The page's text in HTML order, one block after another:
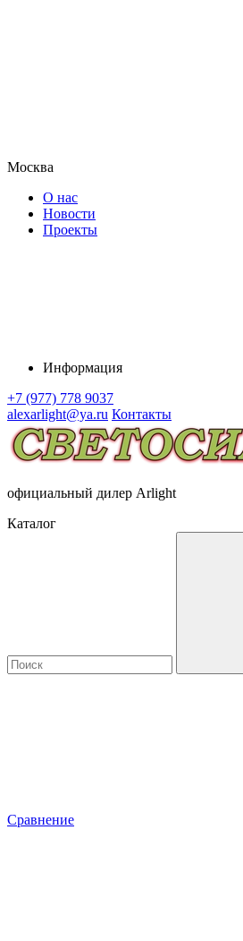
Москва
О нас
Новости
Проекты
Информация
+7 (977) 778 9037
alexarlight@ya.ru Контакты
официальный дилер Arlight
Каталог
Сравнение